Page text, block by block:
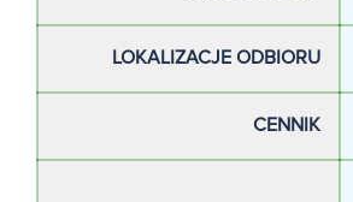
LOKALIZACJE ODBIORU
CENNIK